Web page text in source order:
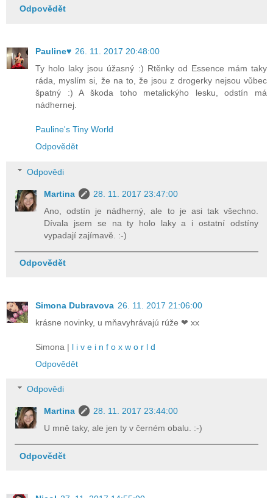
Odpovědět
Pauline♥ 26. 11. 2017 20:48:00
Ty holo laky jsou úžasný :) Rtěnky od Essence mám taky
ráda, myslím si, že na to, že jsou z drogerky nejsou vůbec
špatný :) A škoda toho metalickýho lesku, odstín má
nádhernej.
Pauline's Tiny World
Odpovědět
Odpovědi
Martina
28. 11. 2017 23:47:00
Ano, odstín je nádherný, ale to je asi tak všechno.
Dívala jsem se na ty holo laky a i ostatní odstíny
vypadají zajímavě. :-)
Odpovědět
Simona Dubravova 26. 11. 2017 21:06:00
krásne novinky, u mňavyhrávajú rúže ❤ xx
Simona | l i v e i n f o x w o r l d
Odpovědět
Odpovědi
Martina
28. 11. 2017 23:44:00
U mně taky, ale jen ty v černém obalu. :-)
Odpovědět